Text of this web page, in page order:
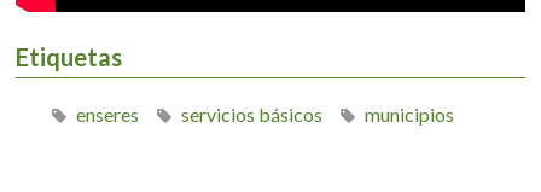
Etiquetas
enseres servicios básicos municipios